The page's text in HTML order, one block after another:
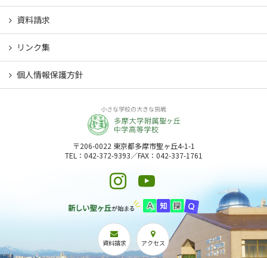
資料請求
リンク集
個人情報保護方針
小さな学校の大きな挑戦
〒206-0022 東京都多摩市聖ヶ丘4-1-1
TEL：042-372-9393／FAX：042-337-1761
資料請求 アクセス